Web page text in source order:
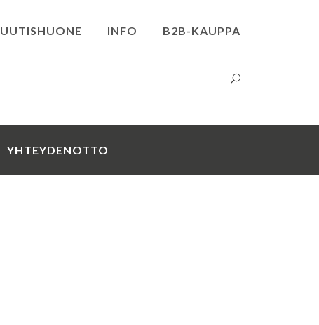
UUTISHUONE INFO B2B-KAUPPA
YHTEYDENOTTO